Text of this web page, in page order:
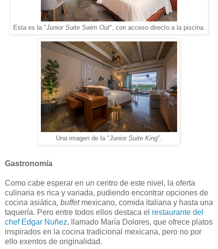
Esta es la "Junior Suite Swim Out", con acceso directo a la piscina.
Una imagen de la "Junior Suite King".
Gastronomía
Como cabe esperar en un centro de este nivel, la oferta
culinaria es rica y variada, pudiendo encontrar opciones de
cocina asiática, buffetmexicano, comida italiana y hasta una
taquería. Pero entre todos ellos destaca el restaurante del
chef Edgar Nuñez, llamado María Dolores, que ofrece platos
inspirados en la cocina tradicional mexicana, pero no por
ello exentos de originalidad.